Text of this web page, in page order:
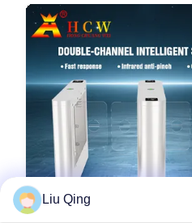
Liu Qing